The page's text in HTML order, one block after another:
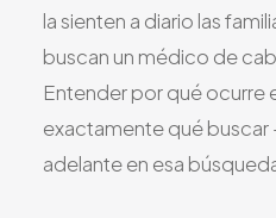
la sienten a diario las
buscan un médico de
Entender por qué ocurre
exactamente qué
adelante en esa